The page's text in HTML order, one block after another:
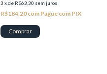
3 xde R$63,30 sem juros
R$184,20com Pague com PIX